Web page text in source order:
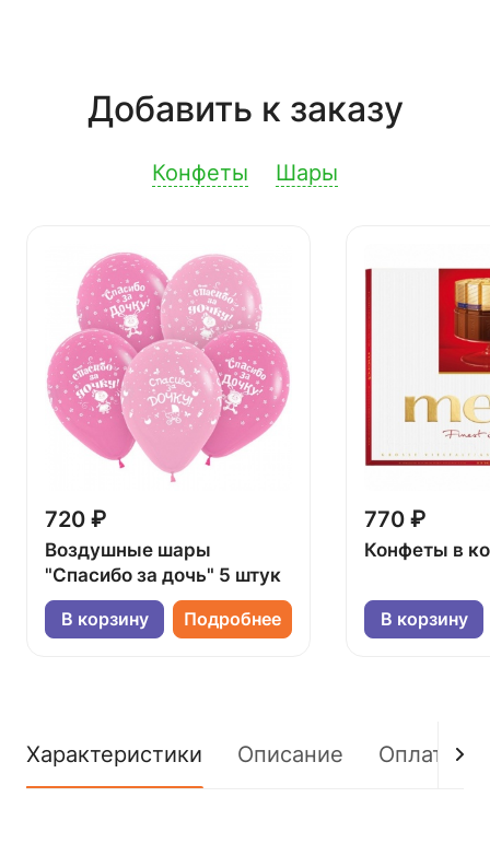
Добавить к заказу
Конфеты Шары
720 ₽
Воздушные шары
"Спасибо за дочь" 5 штук
В корзину Подробнее
770 ₽
Конфеты в
В корзину
Характеристики Описание Оплата